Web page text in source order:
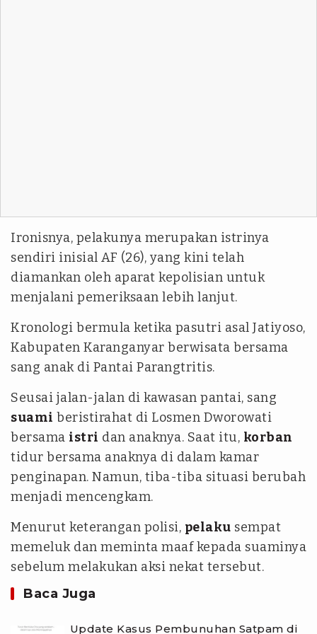
Ironisnya, pelakunya merupakan istrinya
sendiri inisial AF (26), yang kini telah
diamankan oleh aparat kepolisian untuk
menjalani pemeriksaan lebih lanjut.
Kronologi bermula ketika pasutri asal Jatiyoso,
Kabupaten Karanganyar berwisata bersama
sang anak di Pantai Parangtritis.
Seusai jalan-jalan di kawasan pantai, sang
suami beristirahat di Losmen Dworowati
bersama istri dan anaknya. Saat itu, korban
tidur bersama anaknya di dalam kamar
penginapan. Namun, tiba-tiba situasi berubah
menjadi mencengkam.
Menurut keterangan polisi, pelaku sempat
memeluk dan meminta maaf kepada suaminya
sebelum melakukan aksi nekat tersebut.
Baca Juga
Update Kasus Pembunuhan Satpam di